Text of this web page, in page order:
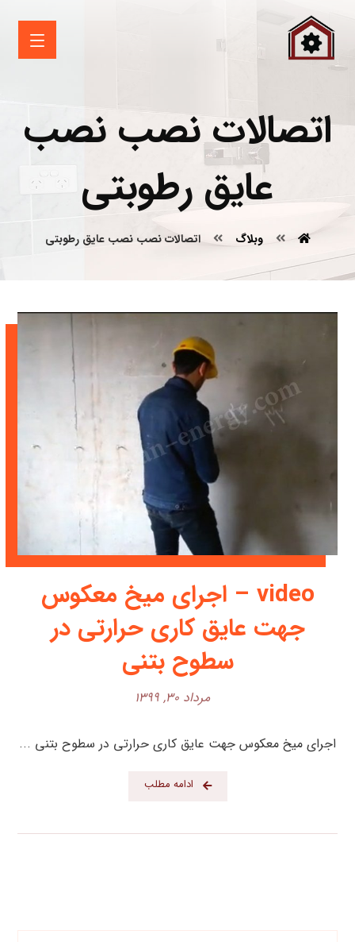
اتصالات نصب نصب
عایق رطوبتی
وبلاگ اتصالات نصب نصب عایق رطوبتی
video – اجرای میخ معکوس
جهت عایق کاری حرارتی در
سطوح بتنی
مرداد ۳۰, ۱۳۹۹
اجرای میخ معکوس جهت عایق کاری حرارتی در سطوح بتنی ...
ادامه مطلب